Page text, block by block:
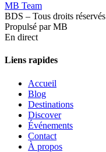
MB Team
BDS – Tous droits réservés
Propulsé par MB
En direct
Liens rapides
Accueil
Blog
Destinations
Discover
Événements
Contact
À propos